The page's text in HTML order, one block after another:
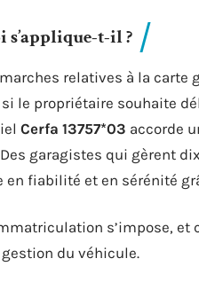
s’applique-t-il ?
relatives à la
le propriétaire souhaite
Cerfa 13757*03 accorde
garagistes qui gèrent
fiabilité et en sérénité
s’impose,
du véhicule.